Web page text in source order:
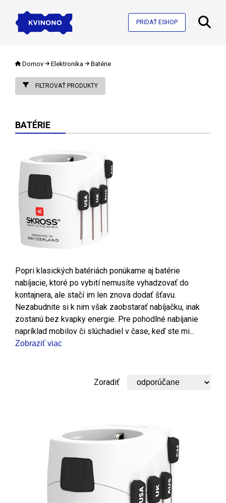
PRIDAŤ ESHOP
Domov Elektronika Batérie
FILTROVAŤ PRODUKTY
BATÉRIE
Popri klasických batériách ponúkame aj batérie
nabíjacie, ktoré po vybití nemusíte vyhadzovať do
kontajnera, ale stačí im len znova dodať šťavu.
Nezabudnite si k nim však zaobstarať nabíjačku, inak
zostanú bez kvapky energie. Pre pohodlné nabíjanie
napríklad mobilov či slúchadiel v čase, keď ste mi...
Zobraziť viac
Zoradiť